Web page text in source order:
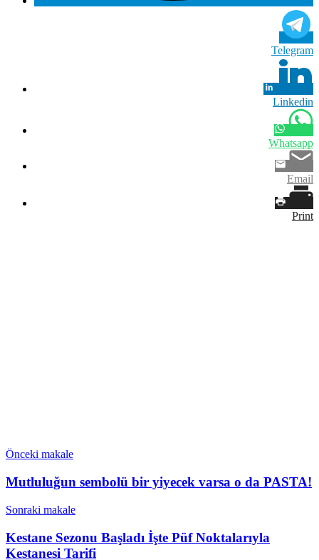
Telegram
Linkedin
Whatsapp
Email
Print
Önceki makale
Mutluluğun sembolü bir yiyecek varsa o da PASTA!
Sonraki makale
Kestane Sezonu Başladı İşte Püf Noktalarıyla
Kestanesi Tarifi